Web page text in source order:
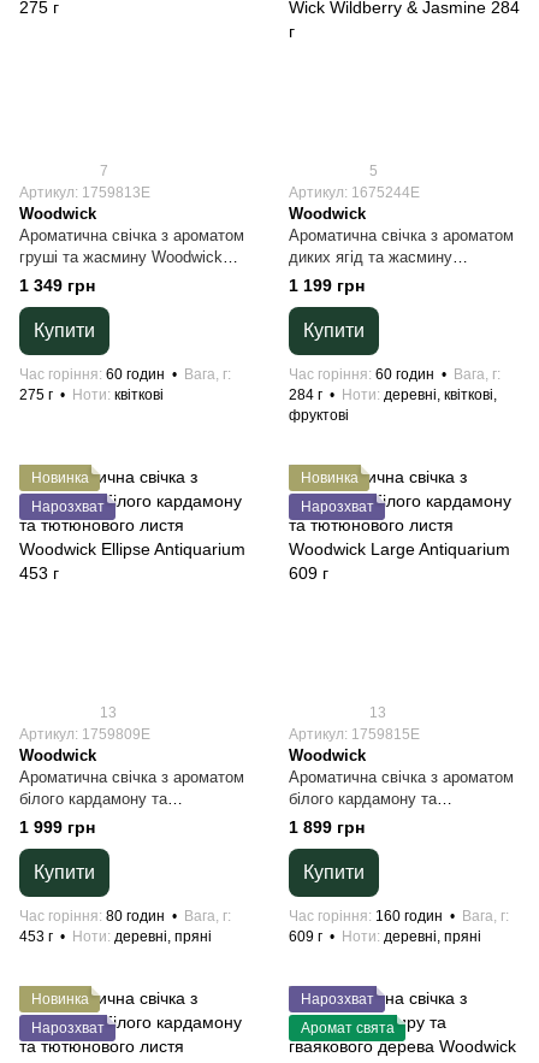
7
Артикул: 1759813E
Woodwick
Ароматична свічка з ароматом
груші та жасмину Woodwick
Medium Hypnoflora 275 г
1 349 грн
Купити
Час горіння 60 годин
Вага, г
275 г
Ноти квіткові
5
Артикул: 1675244E
Woodwick
Ароматична свічка з ароматом
диких ягід та жасмину
Woodwick Nature’s Wick
Wildberry & Jasmine 284 г
1 199 грн
Купити
Час горіння 60 годин
Вага, г
284 г
Ноти деревні, квіткові,
фруктові
Новинка
Нарозхват
13
Артикул: 1759809E
Woodwick
Ароматична свічка з ароматом
білого кардамону та
тютюнового листя Woodwick
Ellipse Antiquarium 453 г
1 999 грн
Купити
Час горіння 80 годин
Вага, г
453 г
Ноти деревні, пряні
Новинка
Нарозхват
13
Артикул: 1759815E
Woodwick
Ароматична свічка з ароматом
білого кардамону та
тютюнового листя Woodwick
Large Antiquarium 609 г
1 899 грн
Купити
Час горіння 160 годин
Вага, г
609 г
Ноти деревні, пряні
Новинка
Нарозхват
Нарозхват
Аромат свята